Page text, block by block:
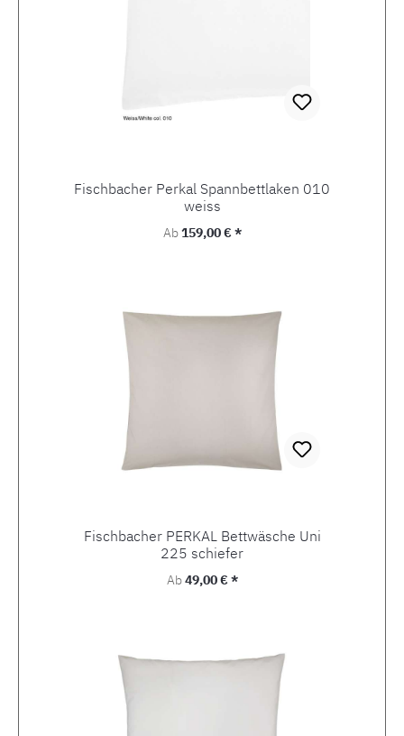
Fischbacher Perkal Spannbettlaken 010
weiss
Regulärer Preis:
Ab159,00 € *
Fischbacher PERKAL Bettwäsche Uni
225 schiefer
Regulärer Preis:
Ab49,00 € *